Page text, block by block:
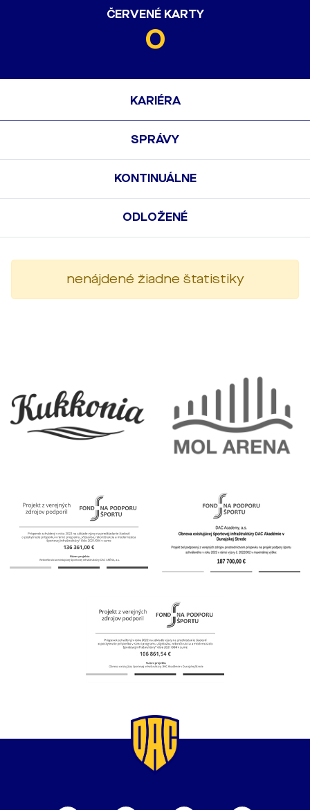
ČERVENÉ KARTY
0
KARIÉRA
SPRÁVY
KONTINUÁLNE
ODLOŽENÉ
nenájdené žiadne štatistiky